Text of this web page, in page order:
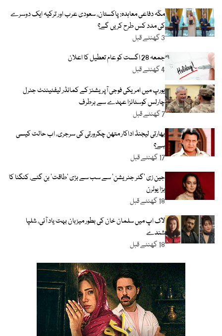
مکّہ دفاعی معاہدہ: پاکستان، سعودی عرب اور ترکیہ ایک دوسرے
کی مدد کس طرح کریں گے؟
3 گھنٹے قبل
جمعہ 28 اگست کو عام تعطیل کا اعلان
4 گھنٹے قبل
یورپ میں امریکی فوجی آپریشنز کے کمانڈر لیفٹیننٹ جنرل
چارلس کوسٹانزا عہدے سے برطرف
7 گھنٹے قبل
بھارتی لیجنڈ اداکار متھن چکرورتی کی سرجری، اب حالت کیسی
ہے؟
17 گھنٹے قبل
جین زی ’گٹر جنریشن‘ سے سب سے بڑی ’طاقت‘ بن گئے، کنگنا کا
بڑا یوٹرن
18 گھنٹے قبل
لاک اپ میں سلمان خان کی بطور میزبان بہت یاد آئی، شلپا
شندے
18 گھنٹے قبل